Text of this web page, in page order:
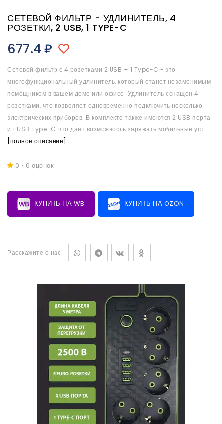
СЕТЕВОЙ ФИЛЬТР - УДЛИНИТЕЛЬ, 4
РОЗЕТКИ, 2 USB, 1 TYPE-C
677.4 ₽
Сетевой фильтр с 4 розетками 2 USB + 1 Type-C - это
многофункциональный удлинитель, который станет незаменимым
помощником в вашем доме или офисе. Удлинитель оснащен 4
розетками, что позволяет одновременно подключить несколько
электрических приборов. В комплекте также имеются 2 USB порта
и 1 USB Type-C, что дает возможность заряжать мобильные уст...
[полное описание]
0 • 0 оценок
КУПИТЬ НА WB КУПИТЬ НА OZON
Расскажите о нас